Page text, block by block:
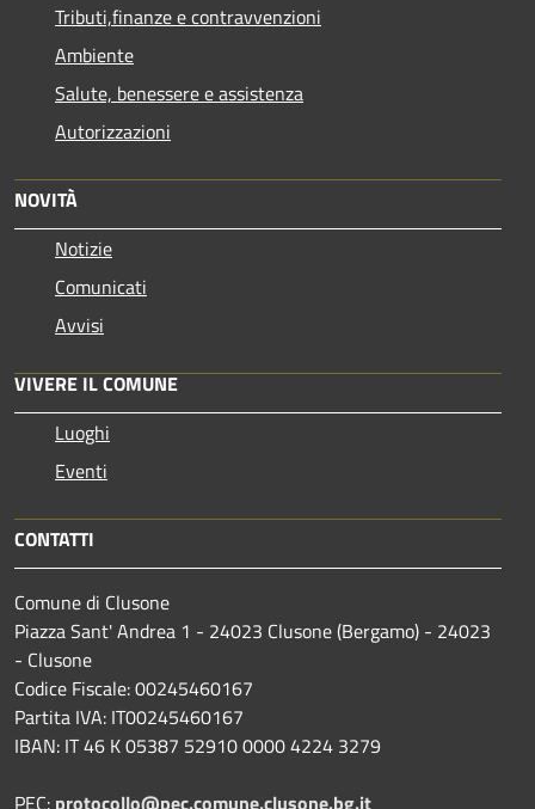
Tributi,finanze e contravvenzioni
Ambiente
Salute, benessere e assistenza
Autorizzazioni
NOVITÀ
Notizie
Comunicati
Avvisi
VIVERE IL COMUNE
Luoghi
Eventi
CONTATTI
Comune di Clusone
Piazza Sant' Andrea 1 - 24023 Clusone (Bergamo) - 24023
- Clusone
Codice Fiscale: 00245460167
Partita IVA: IT00245460167
IBAN: IT 46 K 05387 52910 0000 4224 3279
PEC: protocollo@pec.comune.clusone.bg.it